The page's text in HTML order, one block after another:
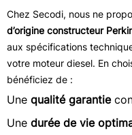
Chez Secodi, nous ne
d’origine constructeur
aux spécifications
votre moteur diesel. En
bénéficiez de :
Une qualité garantie
Une durée de vie